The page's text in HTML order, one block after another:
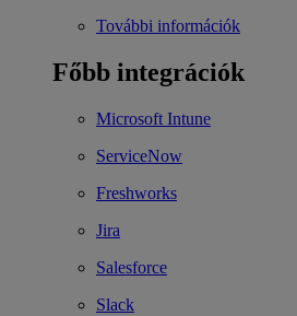
További információk
Főbb integrációk
Microsoft Intune
ServiceNow
Freshworks
Jira
Salesforce
Slack